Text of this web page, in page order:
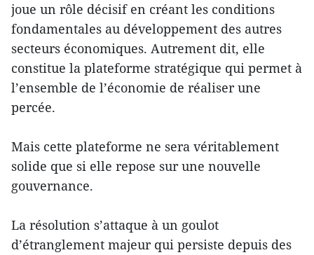
joue un rôle décisif en créant les conditions
fondamentales au développement des autres
secteurs économiques. Autrement dit, elle
constitue la plateforme stratégique qui permet à
l’ensemble de l’économie de réaliser une
percée.
Mais cette plateforme ne sera véritablement
solide que si elle repose sur une nouvelle
gouvernance.
La résolution s’attaque à un goulot
d’étranglement majeur qui persiste depuis des